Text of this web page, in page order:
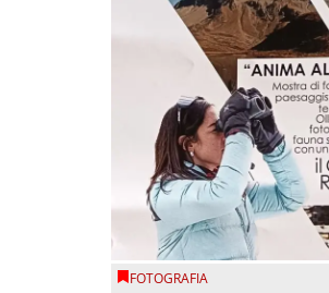
FOTOGRAFIA